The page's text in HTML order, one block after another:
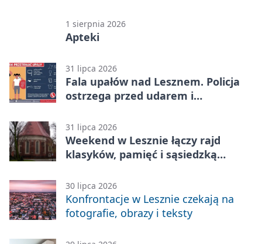
1 sierpnia 2026
Apteki
31 lipca 2026
Fala upałów nad Lesznem. Policja
ostrzega przed udarem i
31 lipca 2026
Weekend w Lesznie łączy rajd
klasyków, pamięć i sąsiedzką
30 lipca 2026
Konfrontacje w Lesznie czekają na
fotografie, obrazy i teksty